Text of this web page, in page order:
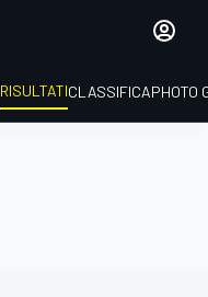
RISULTATICLASSIFICAPHOTO